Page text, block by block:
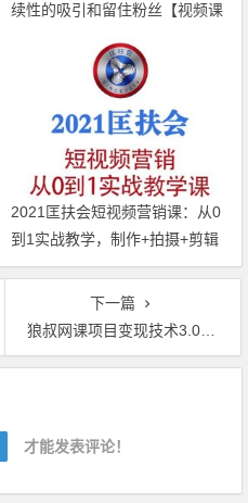
续性的吸引和留住粉丝【视频课
2021匡扶会短视频营销课：从0
到1实战教学，制作+拍摄+剪辑
+运营+变现【视频教程】
下一篇
狼叔网课项目变现技术3.0（从选品到引流到变现全流程），新手也能月入几万【视频课程】
才能发表评论！